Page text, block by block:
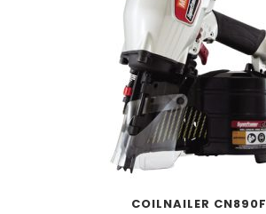
COILNAILER CN890F